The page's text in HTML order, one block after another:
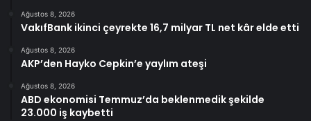
Ağustos 8, 2026
VakıfBank ikinci çeyrekte 16,7 milyar TL net kâr elde etti
Ağustos 8, 2026
AKP’den Hayko Cepkin’e yaylım ateşi
Ağustos 8, 2026
ABD ekonomisi Temmuz’da beklenmedik şekilde
23.000 iş kaybetti